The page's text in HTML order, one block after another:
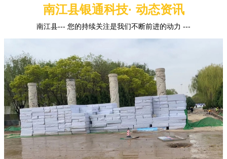
南江县银通科技· 动态资讯
南江县--- 您的持续关注是我们不断前进的动力 ---